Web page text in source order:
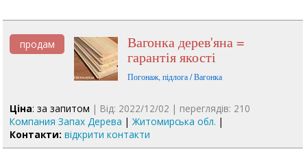
продам Вагонка дерев'яна =
гарантія якості
Погонаж, підлога / Вагонка
Ціна: за запитом | Від: 2022/12/02 | переглядів: 210
Компания Запах Дерева |Житомирська обл. |
Контакти: відкрити контакти